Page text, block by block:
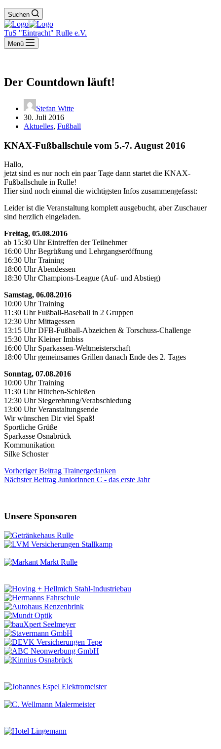
Suchen
TuS "Eintracht" Rulle e.V.
Menü
Der Countdown läuft!
Stefan Witte
30. Juli 2016
Aktuelles, Fußball
KNAX-Fußballschule vom 5.-7. August 2016
Hallo,
jetzt sind es nur noch ein paar Tage dann startet die KNAX-
Fußballschule in Rulle!
Hier sind noch einmal die wichtigsten Infos zusammengefasst:
Leider ist die Veranstaltung komplett ausgebucht, aber Zuschauer
sind herzlich eingeladen.
Freitag, 05.08.2016
ab 15:30 Uhr Eintreffen der Teilnehmer
16:00 Uhr Begrüßung und Lehrgangseröffnung
16:30 Uhr Training
18:00 Uhr Abendessen
18:30 Uhr Champions-League (Auf- und Abstieg)
Samstag, 06.08.2016
10:00 Uhr Training
11:30 Uhr Fußball-Baseball in 2 Gruppen
12:30 Uhr Mittagessen
13:15 Uhr DFB-Fußball-Abzeichen & Torschuss-Challenge
15:30 Uhr Kleiner Imbiss
16:00 Uhr Sparkassen-Weltmeisterschaft
18:00 Uhr gemeinsames Grillen danach Ende des 2. Tages
Sonntag, 07.08.2016
10:00 Uhr Training
11:30 Uhr Hütchen-Schießen
12:30 Uhr Siegerehrung/Verabschiedung
13:00 Uhr Veranstaltungsende
Wir wünschen Dir viel Spaß!
Sportliche Grüße
Sparkasse Osnabrück
Kommunikation
Silke Schoster
VorherigerBeitrag Trainergedanken
NächsterBeitrag Juniorinnen C - das erste Jahr
Unsere Sponsoren